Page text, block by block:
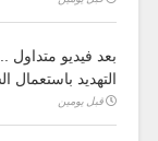
بعد فيديو
التهديد باستعمال
قبل يومين